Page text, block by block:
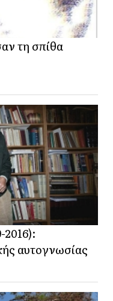
τη σπίθα
αυτογνωσίας